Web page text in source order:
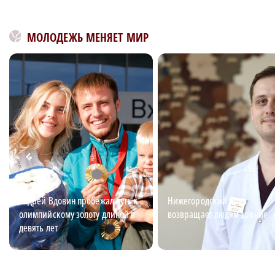
МОЛОДЕЖЬ МЕНЯЕТ МИР
Андрей Вдовин пробежал путь к
олимпийскому золоту длиной в
девять лет
Нижегородский врач
возвращает людям зрение